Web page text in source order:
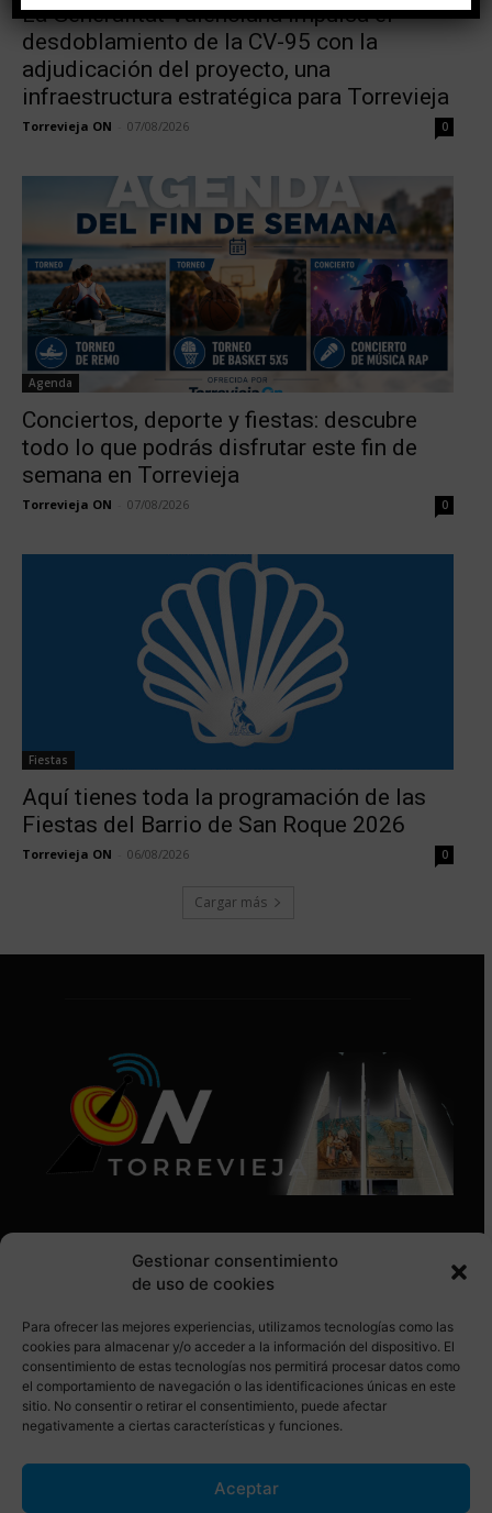
Gestionar consentimiento
de uso de cookies
Para ofrecer las mejores experiencias, utilizamos tecnologías como las
cookies para almacenar y/o acceder a la información del dispositivo. El
consentimiento de estas tecnologías nos permitirá procesar datos como
el comportamiento de navegación o las identificaciones únicas en este
sitio. No consentir o retirar el consentimiento, puede afectar
negativamente a ciertas características y funciones.
Aceptar
La Generalitat Valenciana impulsa el
desdoblamiento de la CV-95 con la
adjudicación del proyecto, una
infraestructura estratégica para Torrevieja
Torrevieja ON 07/08/2026 0
Agenda
Conciertos, deporte y fiestas: descubre
todo lo que podrás disfrutar este fin de
semana en Torrevieja
Torrevieja ON 07/08/2026 0
Fiestas
Aquí tienes toda la programación de las
Fiestas del Barrio de San Roque 2026
Torrevieja ON 06/08/2026 0
Cargar más
SÍGUENOS EN REDES SOCIALES
© Torrevieja ON. Desarrollado por